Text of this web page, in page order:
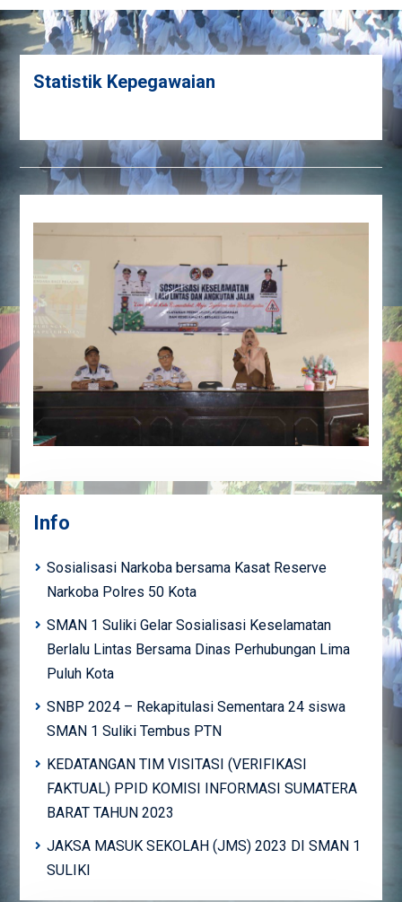
Statistik Kepegawaian
Info
Sosialisasi Narkoba bersama Kasat Reserve
Narkoba Polres 50 Kota
SMAN 1 Suliki Gelar Sosialisasi Keselamatan
Berlalu Lintas Bersama Dinas Perhubungan Lima
Puluh Kota
SNBP 2024 – Rekapitulasi Sementara 24 siswa
SMAN 1 Suliki Tembus PTN
KEDATANGAN TIM VISITASI (VERIFIKASI
FAKTUAL) PPID KOMISI INFORMASI SUMATERA
BARAT TAHUN 2023
JAKSA MASUK SEKOLAH (JMS) 2023 DI SMAN 1
SULIKI